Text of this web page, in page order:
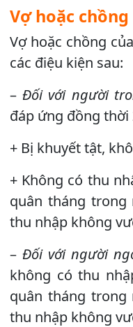
Vợ hoặc
Vợ hoặc chồng
các điệu kiện sau:
–Đối với người
đáp ứng đồng thời
+ Bị khuyết tật,
+ Không có thu
quân tháng
thu nhập không
–Đối với người
không có thu
quân tháng
thu nhập không